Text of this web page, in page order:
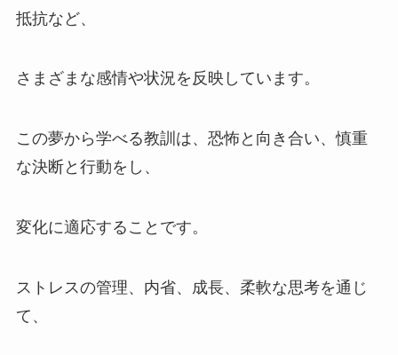
抵抗など、
さまざまな感情や状況を反映しています。
この夢から学べる教訓は、恐怖と向き合い、慎重
な決断と行動をし、
変化に適応することです。
ストレスの管理、内省、成長、柔軟な思考を通じ
て、